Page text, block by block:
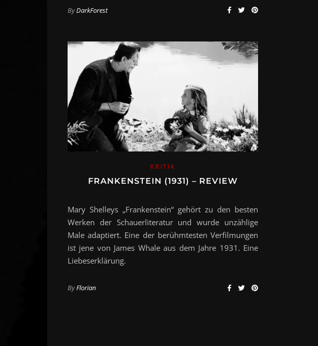
ByDarkForest
KRITIK
FRANKENSTEIN (1931) – REVIEW
Mary Shelleys „Frankenstein“ gehört zu den besten
Werken der Schauerliteratur und wurde unzählige
Male adaptiert. Eine der berühmtesten Verfilmungen
ist jene von James Whale aus dem Jahre 1931. Eine
Liebeserklärung.
ByFlorian